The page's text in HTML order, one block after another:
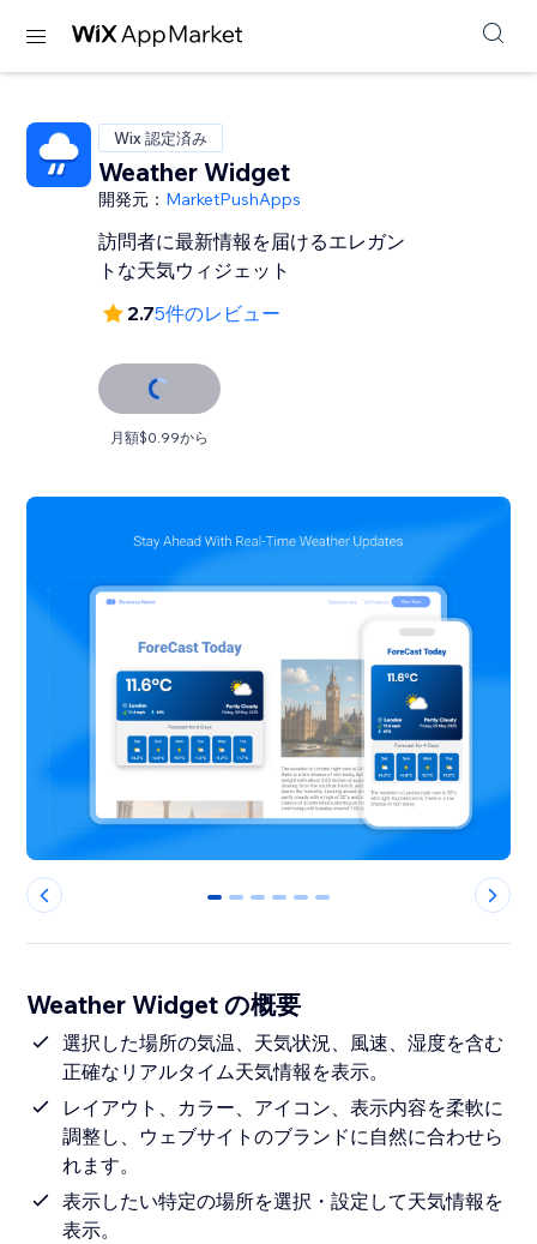
Wix 認定済み
Weather Widget
開発元： MarketPushApps
訪問者に最新情報を届けるエレガン
トな天気ウィジェット
2.75件のレビュー
月額$0.99から
0 1 2 3 4 5
Weather Widget の概要
選択した場所の気温、天気状況、風速、湿度を含む
正確なリアルタイム天気情報を表示。
レイアウト、カラー、アイコン、表示内容を柔軟に
調整し、ウェブサイトのブランドに自然に合わせら
れます。
表示したい特定の場所を選択・設定して天気情報を
表示。